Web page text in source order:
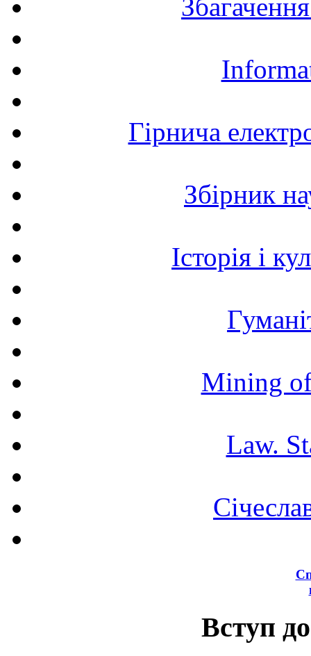
Гірнича
Збірник
Історія і
Mining
Law.
Вступ